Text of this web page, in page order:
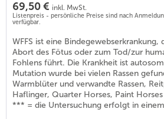
69,50 € inkl. MwSt.
Listenpreis - persönliche Preise sind nach
verfügbar.
WFFS ist eine Bindegewebserkrankung,
Abort des Fötus oder zum Tod/zur
Fohlens führt. Die Krankheit ist
Mutation wurde bei vielen Rassen
Warmblüter und verwandte Rassen,
Haflinger, Quarter Horses, Paint
*** = die Untersuchung erfolgt in